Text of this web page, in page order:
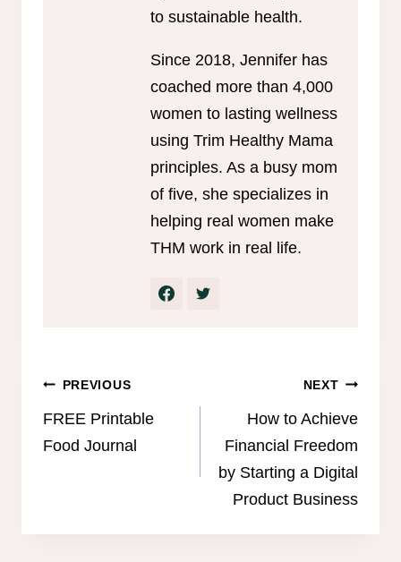
to sustainable health.
Since 2018, Jennifer has
coached more than 4,000
women to lasting wellness
using Trim Healthy Mama
principles. As a busy mom
of five, she specializes in
helping real women make
THM work in real life.
Post
navigation
PREVIOUS
FREE Printable
Food Journal
NEXT
How to Achieve
Financial Freedom
by Starting a Digital
Product Business